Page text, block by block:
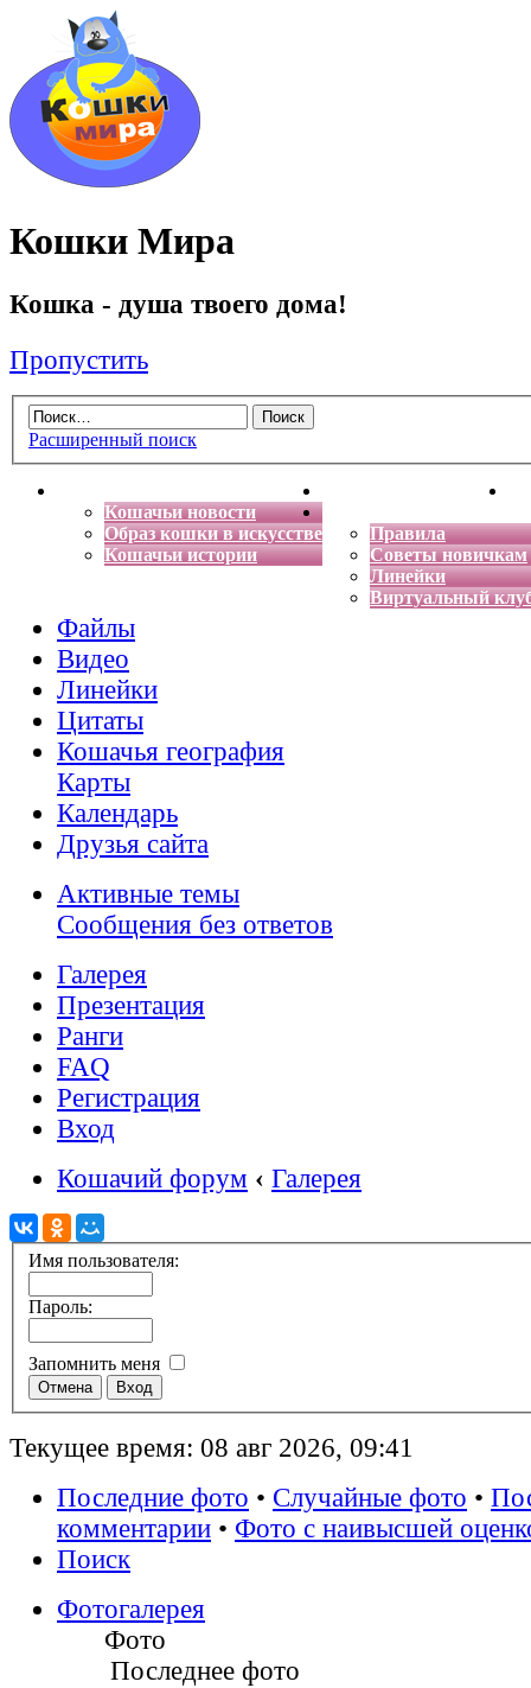
Кошки Мира
Кошка - душа твоего дома!
Пропустить
Расширенный поиск
Кошачьи новости
Образ кошки в искусстве
Кошачьи истории
Энциклопедия кошек
Правила
Советы новичкам
Линейки
Виртуальный
Файлы
Видео
Линейки
Цитаты
Кошачья география
Карты
Календарь
Друзья сайта
Активные темы
Сообщения без ответов
Галерея
Презентация
Ранги
FAQ
Регистрация
Вход
Кошачий форум ‹ Галерея
Имя пользователя:
Пароль:
Запомнить меня
Текущее время: 08 авг 2026, 09:41
Последние фото • Случайные фото •
комментарии • Фото с наивысшей
Поиск
Фотогалерея
Фото
Последнее фото